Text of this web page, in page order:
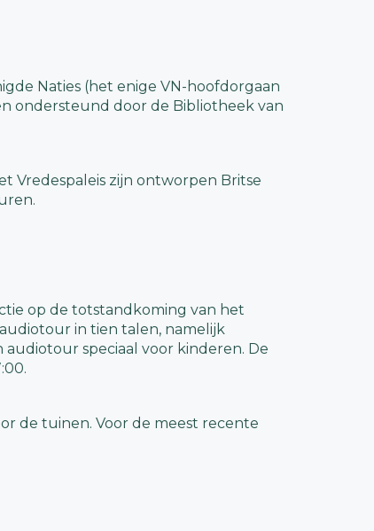
Naties (het enige VN-hoofdorgaan
ondersteund door de Bibliotheek van
Vredespaleis zijn ontworpen Britse
op de totstandkoming van het
in tien talen, namelijk
audiotour speciaal voor kinderen. De
de tuinen. Voor de meest recente